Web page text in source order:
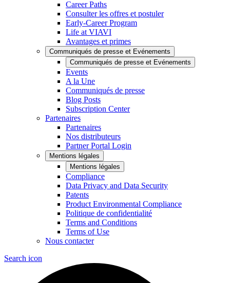
Career Paths
Consulter les offres et postuler
Early-Career Program
Life at VIAVI
Avantages et primes
Communiqués de presse et Evénements
Communiqués de presse et Evénements
Events
A la Une
Communiqués de presse
Blog Posts
Subscription Center
Partenaires
Partenaires
Nos distributeurs
Partner Portal Login
Mentions légales
Mentions légales
Compliance
Data Privacy and Data Security
Patents
Product Environmental Compliance
Politique de confidentialité
Terms and Conditions
Terms of Use
Nous contacter
Search icon